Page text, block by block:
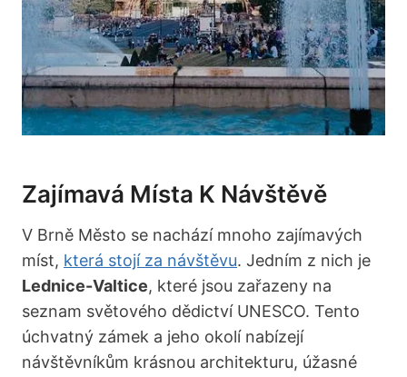
Zajímavá Místa K Návštěvě
V Brně Město ⁣se nachází mnoho zajímavých
míst, která stojí za návštěvu. Jedním z nich je
Lednice-Valtice, které jsou zařazeny⁣ na
seznam⁤ světového dědictví UNESCO. Tento‍
úchvatný⁣ zámek a jeho okolí nabízejí
návštěvníkům⁣ krásnou architekturu, úžasné